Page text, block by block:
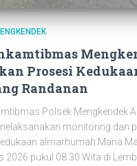
Prosesi
Randanan
Polsek Mengkendek
monitoring dan
almarhumah Maria
2026 pukul 08.30 Wita di